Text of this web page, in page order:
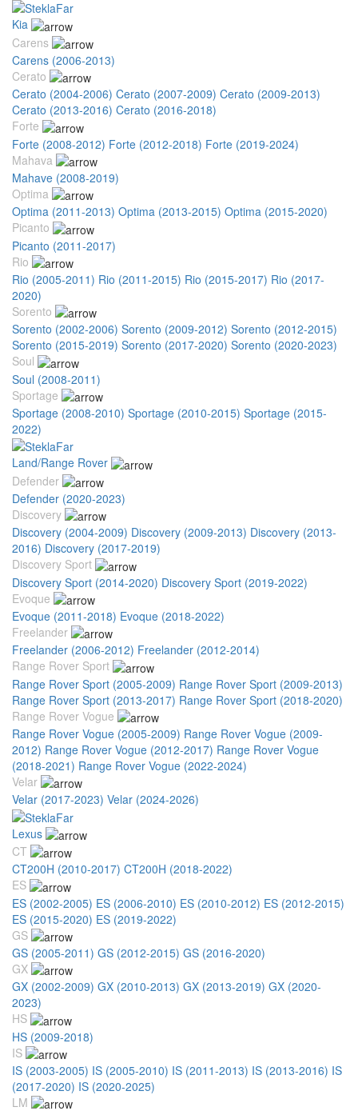
Kia
Carens
Carens (2006-2013)
Cerato
Cerato (2004-2006) Cerato (2007-2009) Cerato (2009-2013)
Cerato (2013-2016) Cerato (2016-2018)
Forte
Forte (2008-2012) Forte (2012-2018) Forte (2019-2024)
Mahava
Mahave (2008-2019)
Optima
Optima (2011-2013) Optima (2013-2015) Optima (2015-2020)
Picanto
Picanto (2011-2017)
Rio
Rio (2005-2011) Rio (2011-2015) Rio (2015-2017) Rio (2017-
2020)
Sorento
Sorento (2002-2006) Sorento (2009-2012) Sorento (2012-2015)
Sorento (2015-2019) Sorento (2017-2020) Sorento (2020-2023)
Soul
Soul (2008-2011)
Sportage
Sportage (2008-2010) Sportage (2010-2015) Sportage (2015-
2022)
Land/Range Rover
Defender
Defender (2020-2023)
Discovery
Discovery (2004-2009) Discovery (2009-2013) Discovery (2013-
2016) Discovery (2017-2019)
Discovery Sport
Discovery Sport (2014-2020) Discovery Sport (2019-2022)
Evoque
Evoque (2011-2018) Evoque (2018-2022)
Freelander
Freelander (2006-2012) Freelander (2012-2014)
Range Rover Sport
Range Rover Sport (2005-2009) Range Rover Sport (2009-2013)
Range Rover Sport (2013-2017) Range Rover Sport (2018-2020)
Range Rover Vogue
Range Rover Vogue (2005-2009) Range Rover Vogue (2009-
2012) Range Rover Vogue (2012-2017) Range Rover Vogue
(2018-2021) Range Rover Vogue (2022-2024)
Velar
Velar (2017-2023) Velar (2024-2026)
Lexus
CT
CT200H (2010-2017) CT200H (2018-2022)
ES
ES (2002-2005) ES (2006-2010) ES (2010-2012) ES (2012-2015)
ES (2015-2020) ES (2019-2022)
GS
GS (2005-2011) GS (2012-2015) GS (2016-2020)
GX
GX (2002-2009) GX (2010-2013) GX (2013-2019) GX (2020-
2023)
HS
HS (2009-2018)
IS
IS (2003-2005) IS (2005-2010) IS (2011-2013) IS (2013-2016) IS
(2017-2020) IS (2020-2025)
LM